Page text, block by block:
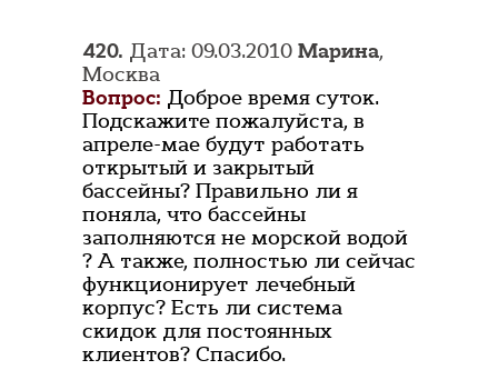
420. Дата: 09.03.2010 Марина,
Москва
Вопрос: Доброе время суток.
Подскажите пожалуйста, в
апреле-мае будут работать
открытый и закрытый
бассейны? Правильно ли я
поняла, что бассейны
заполняются не морской водой
? А также, полностью ли сейчас
функционирует лечебный
корпус? Есть ли система
скидок для постоянных
клиентов? Спасибо.